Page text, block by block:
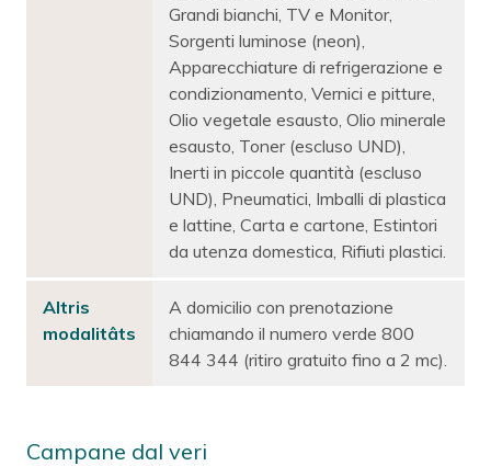
Grandi bianchi, TV e Monitor,
Sorgenti luminose (neon),
Apparecchiature di refrigerazione e
condizionamento, Vernici e pitture,
Olio vegetale esausto, Olio minerale
esausto, Toner (escluso UND),
Inerti in piccole quantità (escluso
UND), Pneumatici, Imballi di plastica
e lattine, Carta e cartone, Estintori
da utenza domestica, Rifiuti plastici.
Altris
modalitâts
A domicilio con prenotazione
chiamando il numero verde 800
844 344 (ritiro gratuito fino a 2 mc).
Campane dal veri